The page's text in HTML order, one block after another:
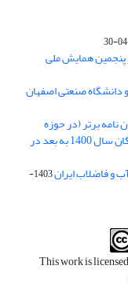
همایش ملی
دانشگاه صنعتی اصفهان
نامه برتر (در حوزه
علوم و مهندسی آب و فاضلاب) ویژه دانش آموختگان سال 1400 به بعد در
و فاضلاب ایران
1403-
This work is